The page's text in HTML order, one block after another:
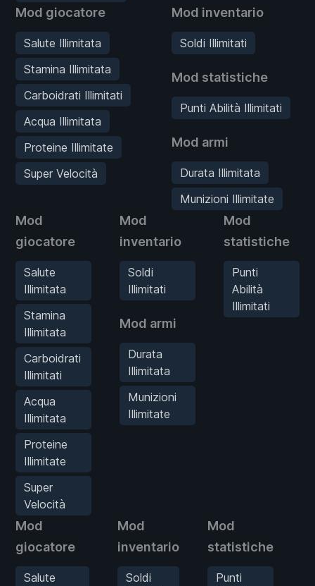
Mod giocatore
Salute Illimitata
Stamina Illimitata
Carboidrati Illimitati
Acqua Illimitata
Proteine Illimitate
Super Velocità
Mod inventario
Soldi Illimitati
Mod statistiche
Punti Abilità Illimitati
Mod armi
Durata Illimitata
Munizioni Illimitate
Mod
giocatore
Salute
Illimitata
Stamina
Illimitata
Carboidrati
Illimitati
Acqua
Illimitata
Proteine
Illimitate
Super
Velocità
Mod
inventario
Soldi
Illimitati
Mod armi
Durata
Illimitata
Munizioni
Illimitate
Mod
statistiche
Punti
Abilità
Illimitati
Mod
giocatore
Salute
Mod
inventario
Soldi
Mod
statistiche
Punti